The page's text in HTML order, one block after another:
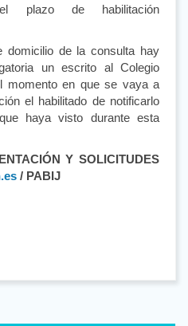
plazo de habilitación
domicilio de la consulta hay
un escrito al Colegio
momento en que se vaya a
el habilitado de notificarlo
haya visto durante esta
Y SOLICITUDES
/ PABIJ